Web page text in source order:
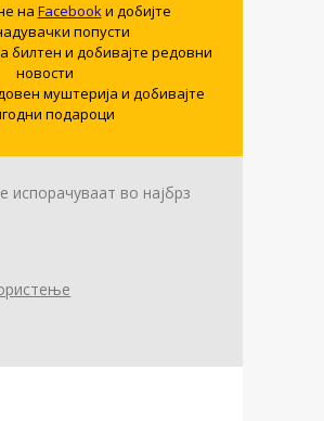
на Facebookи добијте
попусти
билтен и добивајте редовни
новости
муштерија и добивајте
подароци
испорачуваат во најбрз